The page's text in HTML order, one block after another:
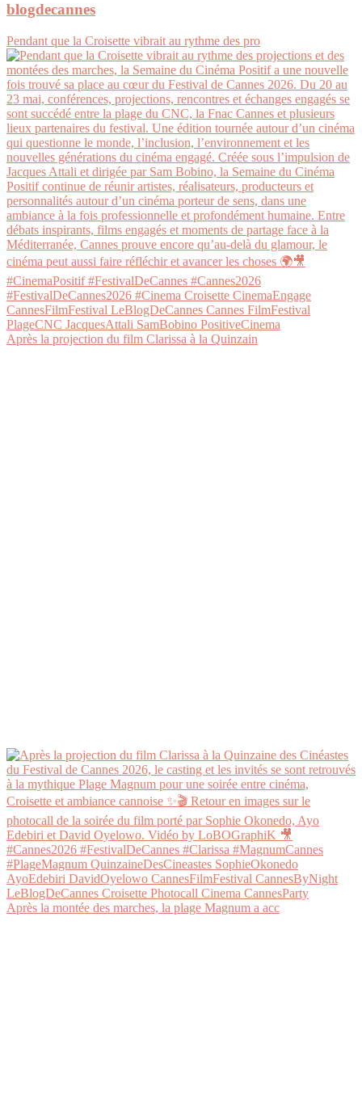
blogdecannes
Pendant que la Croisette vibrait au rythme des pro
Après la projection du film Clarissa à la Quinzain
Après la montée des marches, la plage Magnum a acc